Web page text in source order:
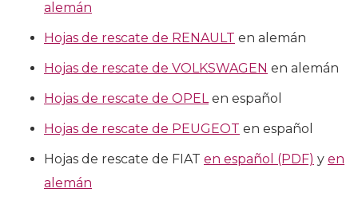
alemán
Hojas de rescate de RENAULT en alemán
Hojas de rescate de VOLKSWAGEN en alemán
Hojas de rescate de OPELen español
Hojas de rescate de PEUGEOT en español
Hojas de rescate de FIAT en español (PDF) y en
alemán